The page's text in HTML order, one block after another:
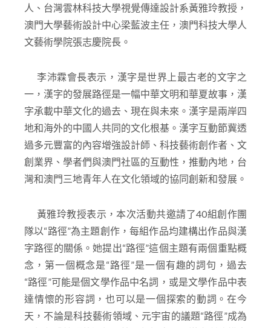
文化局文化創意產業促進廳何鴻斌廳長，中華教育會
陳虹會長，中華文化交流協會李沛霖會長，展覽策展
人、台灣雲林科技大學視覺傳達設計系黃雅玲教授，
文藝術學院張志慶院長。
李沛霖會長表示，漢字是世界上最古老的文字之
一，漢字的發展路徑是一幅中華文明和華夏故事，漢
字承載中華文化的過去、現在與未來。漢字是兩岸四
地和海外的中國人共同的文化根基。漢字互動節冀透
過多元豐富的內容增強設計師、科技藝術創作者、文
灣和澳門三地青年人在文化領域的協同創新和發展。
黃雅玲教授表示，本次活動共邀請了40組創作團
隊以“路徑”為主題創作，每組作品均建構出作品與漢
字路徑的關係。她提出“路徑”這個主題有兩個重點概
念，第一個概念是“路徑”是一個有趣的詞句，過去
“路徑”可能是個文學作品中名詞，或是文學作品中表